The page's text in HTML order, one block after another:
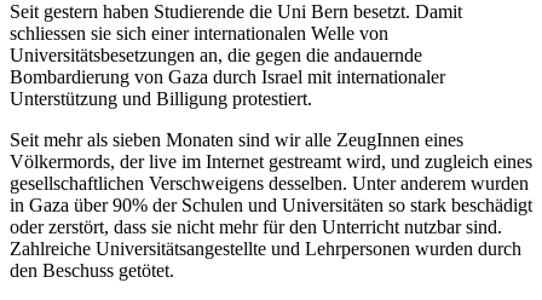
Seit gestern haben Studierende die Uni Bern besetzt. Damit
schliessen sie sich einer internationalen Welle von
Universitätsbesetzungen an, die gegen die andauernde
Bombardierung von Gaza durch Israel mit internationaler
Unterstützung und Billigung protestiert.
Seit mehr als sieben Monaten sind wir alle ZeugInnen eines
Völkermords, der live im Internet gestreamt wird, und zugleich eines
gesellschaftlichen Verschweigens desselben. Unter anderem wurden
in Gaza über 90% der Schulen und Universitäten so stark beschädigt
oder zerstört, dass sie nicht mehr für den Unterricht nutzbar sind.
Zahlreiche Universitätsangestellte und Lehrpersonen wurden durch
den Beschuss getötet.